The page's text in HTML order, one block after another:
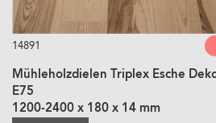
14891
Mühleholzdielen Triplex Esche
E75
1200-2400 x 180 x 14 mm